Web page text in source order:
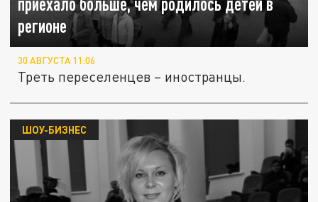
регионе
30 АВГУСТА 11:06
Треть переселенцев – иностранцы.
ШОУ-БИЗНЕС